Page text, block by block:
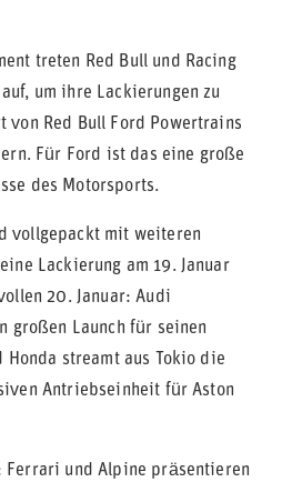
treten Red Bull und Racing
um ihre Lackierungen zu
von Red Bull Ford Powertrains
Für Ford ist das eine große
des Motorsports.
vollgepackt mit weiteren
Lackierung am 19. Januar
20. Januar: Audi
großen Launch für seinen
streamt aus Tokio die
Antriebseinheit für Aston
Ferrari und Alpine präsentieren